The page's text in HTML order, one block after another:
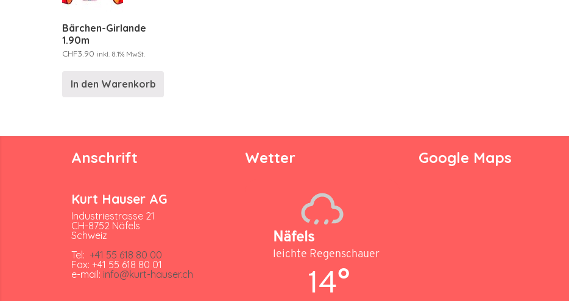
Bärchen-Girlande
1.90m
CHF3.90 inkl. 8.1% MwSt.
In den Warenkorb
Anschrift
Kurt Hauser AG
Industriestrasse 21
CH-8752 Näfels
Schweiz
Tel: +41 55 618 80 00
Fax: +41 55 618 80 01
e-mail: info@kurt-hauser.ch
Wetter
Näfels
leichte Regenschauer
14°
Google Maps